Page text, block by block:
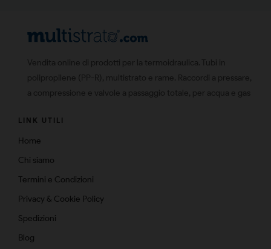
LINK UTILI
Home
Chi siamo
Termini e Condizioni
Privacy & Cookie Policy
Spedizioni
Blog